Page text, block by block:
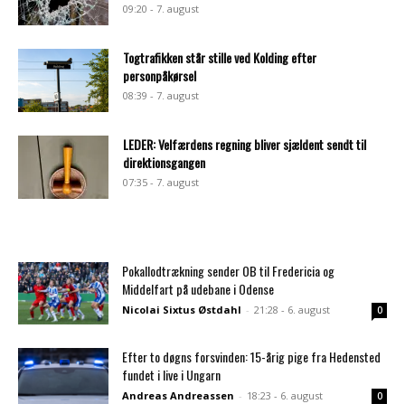
09:20 - 7. august
Togtrafikken står stille ved Kolding efter
personpåkørsel
08:39 - 7. august
LEDER: Velfærdens regning bliver sjældent sendt til
direktionsgangen
07:35 - 7. august
Pokallodtrækning sender OB til Fredericia og
Middelfart på udebane i Odense
Nicolai Sixtus Østdahl - 21:28 - 6. august 0
Efter to døgns forsvinden: 15-årig pige fra Hedensted
fundet i live i Ungarn
Andreas Andreassen - 18:23 - 6. august 0